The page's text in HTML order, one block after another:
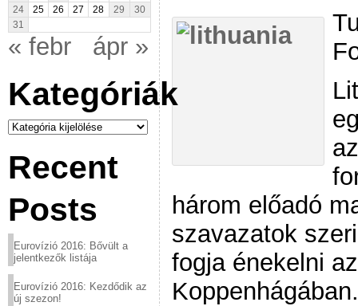
24
25 26 27 28 29
30
31
« febr ápr »
Kategóriák
Kategóriák
Recent
Posts
Eurovízió 2016: Bővült a
jelentkezők listája
Eurovízió 2016: Kezdődik az
új szezon!
három előadó
szavazatok
fogja énekelni